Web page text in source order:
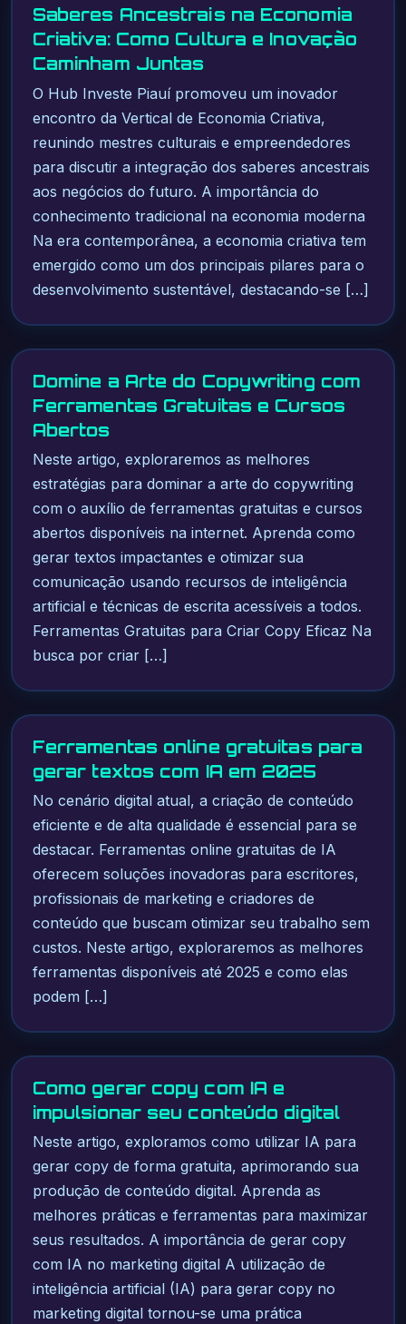
Saberes Ancestrais na Economia
Criativa: Como Cultura e Inovação
Caminham Juntas
O Hub Investe Piauí promoveu um inovador
encontro da Vertical de Economia Criativa,
reunindo mestres culturais e empreendedores
para discutir a integração dos saberes ancestrais
aos negócios do futuro. A importância do
conhecimento tradicional na economia moderna
Na era contemporânea, a economia criativa tem
emergido como um dos principais pilares para o
desenvolvimento sustentável, destacando-se […]
Domine a Arte do Copywriting com
Ferramentas Gratuitas e Cursos
Abertos
Neste artigo, exploraremos as melhores
estratégias para dominar a arte do copywriting
com o auxílio de ferramentas gratuitas e cursos
abertos disponíveis na internet. Aprenda como
gerar textos impactantes e otimizar sua
comunicação usando recursos de inteligência
artificial e técnicas de escrita acessíveis a todos.
Ferramentas Gratuitas para Criar Copy Eficaz Na
busca por criar […]
Ferramentas online gratuitas para
gerar textos com IA em 2025
No cenário digital atual, a criação de conteúdo
eficiente e de alta qualidade é essencial para se
destacar. Ferramentas online gratuitas de IA
oferecem soluções inovadoras para escritores,
profissionais de marketing e criadores de
conteúdo que buscam otimizar seu trabalho sem
custos. Neste artigo, exploraremos as melhores
ferramentas disponíveis até 2025 e como elas
podem […]
Como gerar copy com IA e
impulsionar seu conteúdo digital
Neste artigo, exploramos como utilizar IA para
gerar copy de forma gratuita, aprimorando sua
produção de conteúdo digital. Aprenda as
melhores práticas e ferramentas para maximizar
seus resultados. A importância de gerar copy
com IA no marketing digital A utilização de
inteligência artificial (IA) para gerar copy no
marketing digital tornou-se uma prática